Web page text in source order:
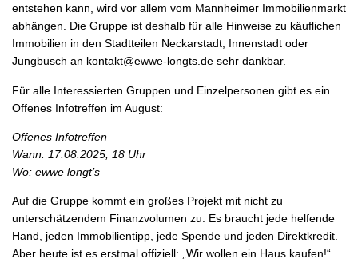
entstehen kann, wird vor allem vom Mannheimer Immobilienmarkt
abhängen. Die Gruppe ist deshalb für alle Hinweise zu käuflichen
Immobilien in den Stadtteilen Neckarstadt, Innenstadt oder
Jungbusch an kontakt@ewwe-longts.de sehr dankbar.
Für alle Interessierten Gruppen und Einzelpersonen gibt es ein
Offenes Infotreffen im August:
Offenes Infotreffen
Wann: 17.08.2025, 18 Uhr
Wo: ewwe longt’s
Auf die Gruppe kommt ein großes Projekt mit nicht zu
unterschätzendem Finanzvolumen zu. Es braucht jede helfende
Hand, jeden Immobilientipp, jede Spende und jeden Direktkredit.
Aber heute ist es erstmal offiziell: „Wir wollen ein Haus kaufen!“